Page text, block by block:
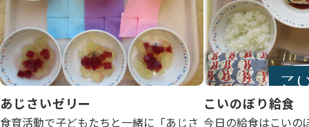
お仕事をお探しの方
よくあるご質問
保育園に関するお問い合わせ
あじさいゼリー
食育活動で子どもたちと一緒に「あじさ
こいのぼり給食
今日の給食はこいの